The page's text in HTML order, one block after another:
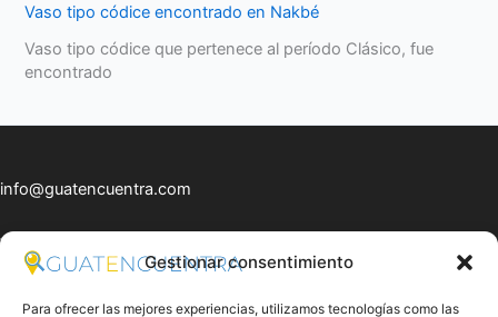
Gestionar consentimiento
Para ofrecer las mejores experiencias, utilizamos tecnologías como las
Vaso tipo códice encontrado en Nakbé
Vaso tipo códice que pertenece al período Clásico, fue
encontrado
info@guatencuentra.com
Whatsapp: +502 5372 9681